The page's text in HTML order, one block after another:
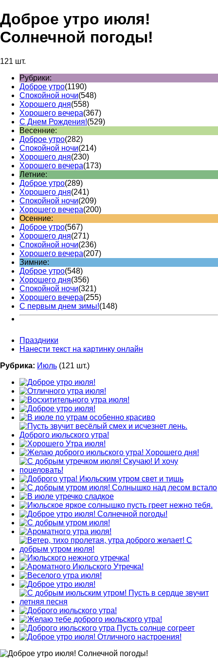
Доброе утро июля!
Солнечной погоды!
121 шт.
Рубрики:
Доброе утро(1190)
Спокойной ночи(548)
Хорошего дня(558)
Хорошего вечера(367)
С Днем Рождения!(529)
Весенние:
Доброе утро(282)
Спокойной ночи(214)
Хорошего дня(230)
Хорошего вечера(173)
Летние:
Доброе утро(289)
Хорошего дня(241)
Спокойной ночи(209)
Хорошего вечера(200)
Осенние:
Доброе утро(567)
Хорошего дня(271)
Спокойной ночи(236)
Хорошего вечера(207)
Зимние:
Доброе утро(548)
Хорошего дня(356)
Спокойной ночи(321)
Хорошего вечера(255)
С первым днем зимы!(148)
Праздники
Нанести текст на картинку онлайн
Рубрика: Июль (121 шт.)